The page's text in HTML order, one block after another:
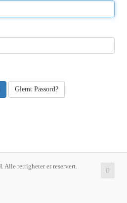
Glemt Passord?
Alle rettigheter er reservert.